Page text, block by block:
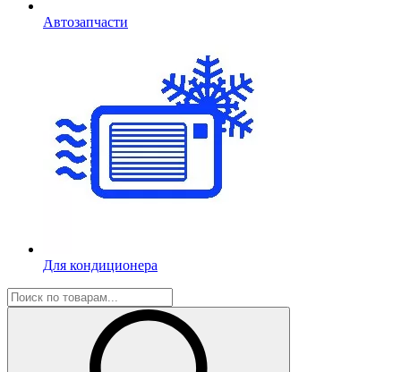
Автозапчасти
Для кондиционера